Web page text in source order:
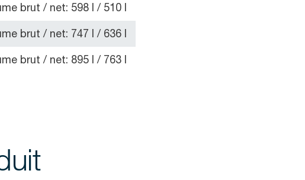
brut / net: 598 l / 510 l
brut / net: 747 l / 636 l
brut / net: 895 l / 763 l